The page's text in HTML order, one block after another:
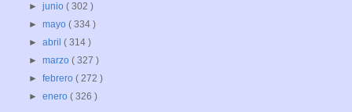
►junio( 302 )
►mayo( 334 )
►abril( 314 )
►marzo( 327 )
►febrero( 272 )
►enero( 326 )